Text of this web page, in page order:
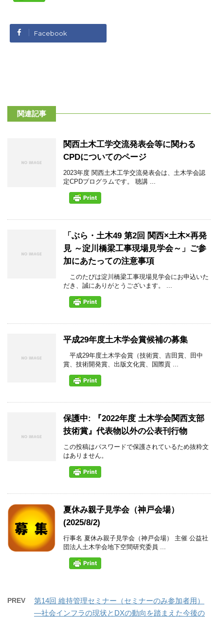
Facebook
関連記事
関西土木工学交流発表会等に関わる
CPDについてのページ
2023年度 関西土木工学交流発表会は、土木学会認
定CPDプログラムです。 聴講 ...
「ぶら・土木49 第2回 関西×土木×再発
見 ～淀川橋梁工事現場見学会～」ご参
加にあたっての注意事項
このたびは淀川橋梁工事現場見学会にお申込いた
だき、誠にありがとうございます。 ...
平成29年度土木学会賞候補の募集
平成29年度土木学会賞（技術賞、吉田賞、田中
賞、技術開発賞、出版文化賞、国際貢 ...
保護中: 『2022年度 土木学会関西支部
技術賞』代表物以外の公表刊行物
この投稿はパスワードで保護されているため抜粋文
はありません。
夏休み親子見学会（神戸会場）
(2025/8/2)
行事名 夏休み親子見学会（神戸会場） 主催 公益社
団法人土木学会地下空間研究委員 ...
PREV
第14回 維持管理セミナー（セミナーのみ参加者用）
―社会インフラの現状とDXの動向を踏まえた今後の